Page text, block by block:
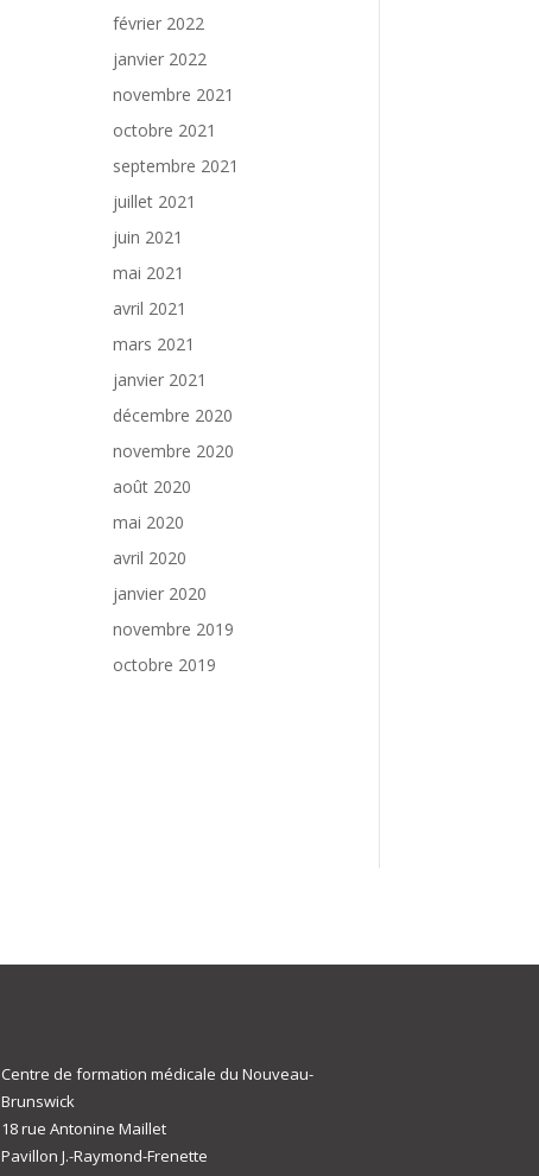
février 2022
janvier 2022
novembre 2021
octobre 2021
septembre 2021
juillet 2021
juin 2021
mai 2021
avril 2021
mars 2021
janvier 2021
décembre 2020
novembre 2020
août 2020
mai 2020
avril 2020
janvier 2020
novembre 2019
octobre 2019
Centre de formation médicale du Nouveau-
Brunswick
18 rue Antonine Maillet
Pavillon J.-Raymond-Frenette